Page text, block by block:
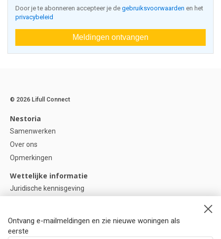
Door je te abonneren accepteer je de gebruiksvoorwaarden en het
privacybeleid
Meldingen ontvangen
Ontvang e-mailmeldingen en zie nieuwe woningen als
eerste
© 2026 Lifull Connect
Nestoria
Samenwerken
Over ons
Opmerkingen
Wettelijke informatie
Juridische kennisgeving
Cookie instellingen